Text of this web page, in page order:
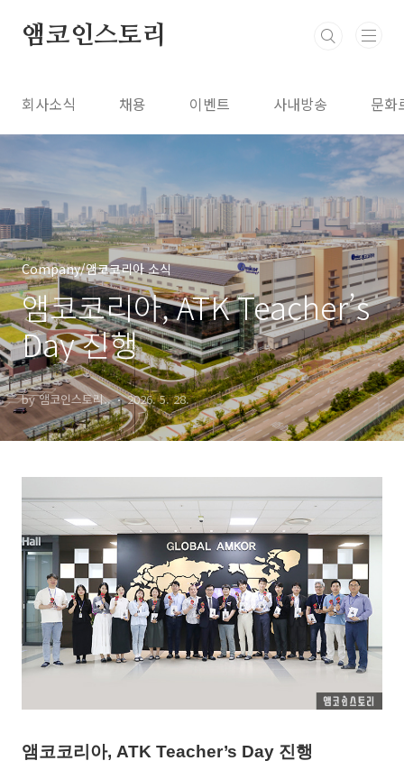
앰코인스토리
회사소식 채용 이벤트 사내방송 문화
Company/앰코코리아 소식
앰코코리아, ATK Teacher’s
Day 진행
by 앰코인스토리.. 2026. 5. 28.
앰코코리아, ATK Teacher’s Day 진행